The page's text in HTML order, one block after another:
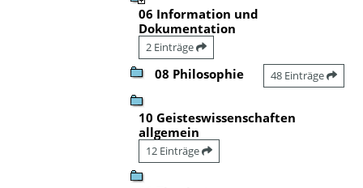
06 Information und
Dokumentation
2 Einträge
08 Philosophie 48 Einträge
10 Geisteswissenschaften
allgemein
12 Einträge